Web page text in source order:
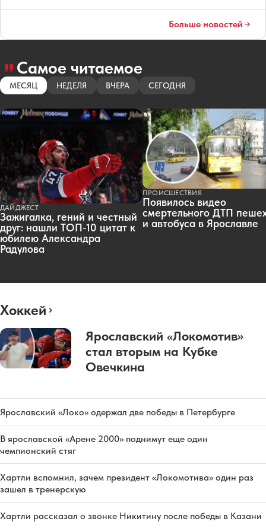
Больше новостей
Самое читаемое
МЕСЯЦ НЕДЕЛЯ ВЧЕРА СЕГОДНЯ
ДАЙДЖЕСТ
Зажигалка, гений и честный
друг: нашли ТОП-10 цитат к
юбилею Александра
Радулова
ПРОИСШЕСТВИЯ
Появилось видео
смертельного ДТП
и автобуса в Ярославле
Хоккей
Ярославский «Локомотив»
стал вторым на Кубке
Овечкина
Ярославский «Локо» одержал две победы в Петербурге
В ярославской «Арене 2000» поднимут еще один
чемпионский стяг
Хартли вспомнил, зачем президент «Локомотива» один раз
зашел в тренерскую
Хартли рассказал о звонке Никитину после победы в Казани